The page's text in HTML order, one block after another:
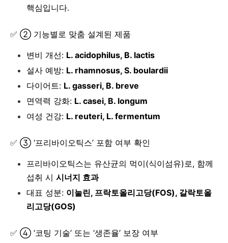
핵심입니다.
✅ ② 기능별로 맞춤 설계된 제품
변비 개선: L. acidophilus, B. lactis
설사 예방: L. rhamnosus, S. boulardii
다이어트: L. gasseri, B. breve
면역력 강화: L. casei, B. longum
여성 건강: L. reuteri, L. fermentum
✅ ③ ‘프리바이오틱스’ 포함 여부 확인
프리바이오틱스는 유산균의 먹이(식이섬유)로, 함께
섭취 시 시너지 효과
대표 성분: 이눌린, 프락토올리고당(FOS), 갈락토올
리고당(GOS)
✅ ④ ‘코팅 기술’ 또는 ‘생존율’ 보장 여부